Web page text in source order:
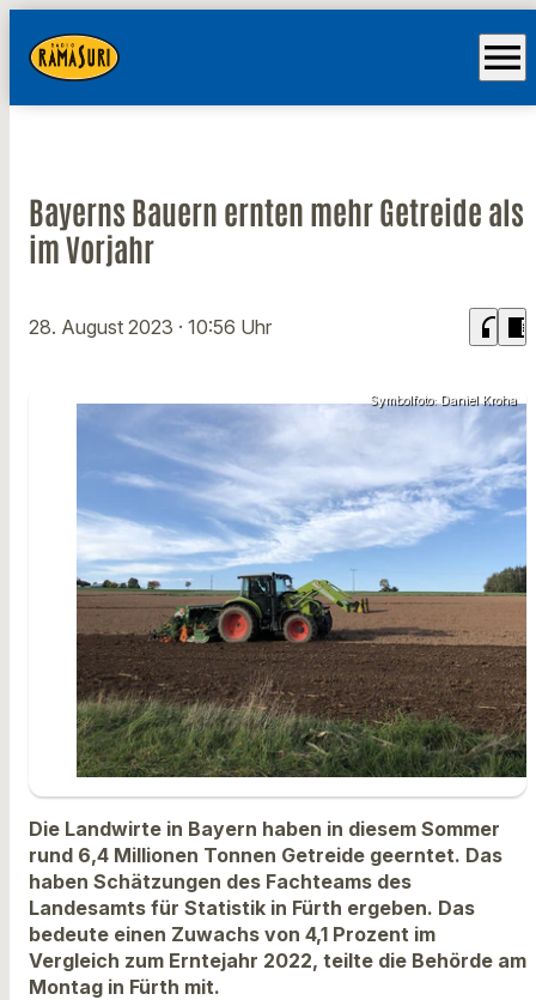
menu
Bayerns Bauern ernten mehr Getreide als
im Vorjahr
28. August 2023 · 10:56 Uhr headphones chrome_reader_mode
Symbolfoto: Daniel Kroha
Die Landwirte in Bayern haben in diesem Sommer
rund 6,4 Millionen Tonnen Getreide geerntet. Das
haben Schätzungen des Fachteams des
Landesamts für Statistik in Fürth ergeben. Das
bedeute einen Zuwachs von 4,1 Prozent im
Vergleich zum Erntejahr 2022, teilte die Behörde am
Montag in Fürth mit.